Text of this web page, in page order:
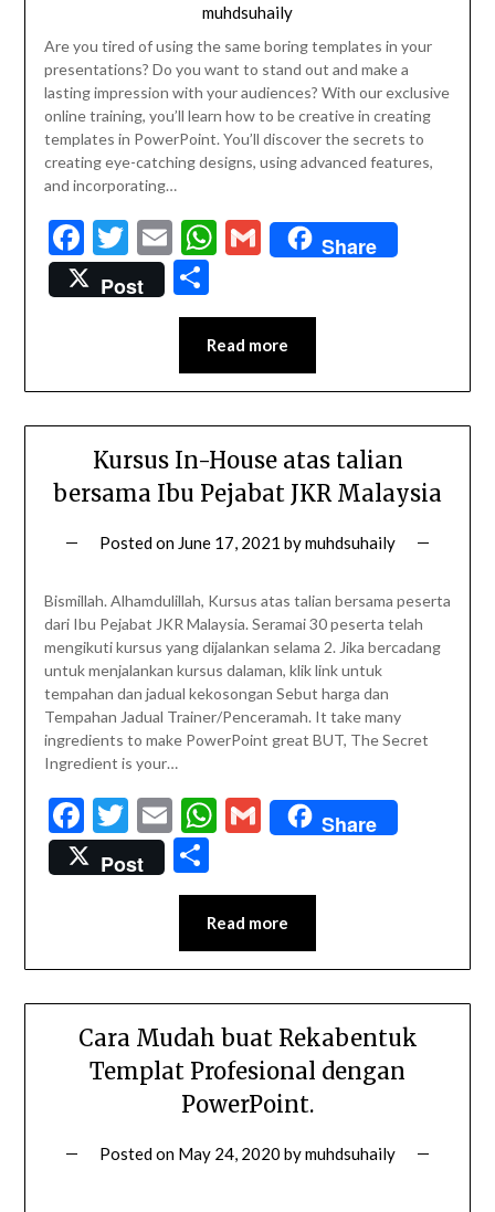
muhdsuhaily
Are you tired of using the same boring templates in your
presentations? Do you want to stand out and make a
lasting impression with your audiences? With our exclusive
online training, you’ll learn how to be creative in creating
templates in PowerPoint. You’ll discover the secrets to
creating eye-catching designs, using advanced features,
and incorporating…
Facebook
Twitter
EmailWhatsApp
GmailShare
Post
Share
Read more
Kursus In-House atas talian
bersama Ibu Pejabat JKR Malaysia
Posted on June 17, 2021 bymuhdsuhaily
Bismillah. Alhamdulillah, Kursus atas talian bersama peserta
dari Ibu Pejabat JKR Malaysia. Seramai 30 peserta telah
mengikuti kursus yang dijalankan selama 2. Jika bercadang
untuk menjalankan kursus dalaman, klik link untuk
tempahan dan jadual kekosongan Sebut harga dan
Tempahan Jadual Trainer/Penceramah. It take many
ingredients to make PowerPoint great BUT, The Secret
Ingredient is your…
Facebook
Twitter
EmailWhatsApp
GmailShare
Post
Share
Read more
Cara Mudah buat Rekabentuk
Templat Profesional dengan
PowerPoint.
Posted on May 24, 2020 bymuhdsuhaily